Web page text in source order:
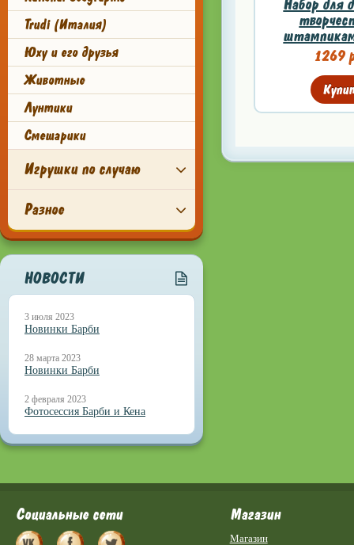
Trudi (Италия)
Юху и его друзья
Животные
Лунтики
Смешарики
Игрушки по случаю
Разное
НОВОСТИ
3 июля 2023
Новинки Барби
28 марта 2023
Новинки Барби
2 февраля 2023
Фотосессия Барби и Кена
Набор для
1269
Социальные сети Магазин
Магазин